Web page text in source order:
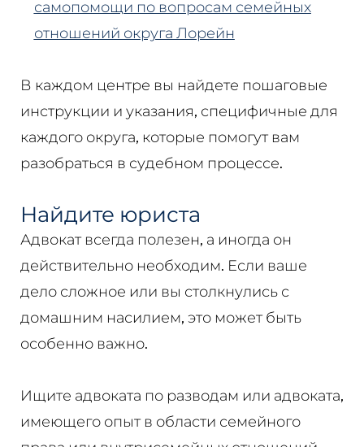
самопомощи по вопросам семейных
отношений округа Лорейн
В каждом центре вы найдете пошаговые
инструкции и указания, специфичные для
каждого округа, которые помогут вам
разобраться в судебном процессе.
Найдите юриста
Адвокат всегда полезен, а иногда он
действительно необходим. Если ваше
дело сложное или вы столкнулись с
домашним насилием, это может быть
особенно важно.
Ищите адвоката по разводам или адвоката,
имеющего опыт в области семейного